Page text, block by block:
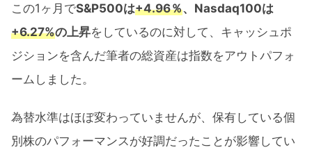
この1ヶ月でS&P500は+4.96％、Nasdaq100は
+6.27%の上昇をしているのに対して、キャッシュポ
ジションを含んだ筆者の総資産は指数をアウトパフォ
ームしました。
為替水準はほぼ変わっていませんが、保有している個
別株のパフォーマンスが好調だったことが影響してい